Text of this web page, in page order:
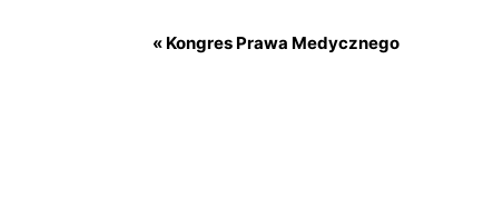
« Kongres Prawa Medycznego